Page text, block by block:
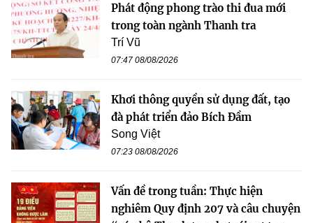
Phát động phong trào thi đua mới
trong toàn ngành Thanh tra
Trí Vũ
07:47 08/08/2026
Khơi thông quyền sử dụng đất, tạo
đà phát triển đảo Bích Đầm
Song Việt
07:23 08/08/2026
Vấn đề trong tuần: Thực hiện
nghiêm Quy định 207 và câu chuyện